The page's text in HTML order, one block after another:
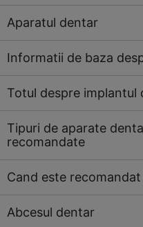
Aparatul dentar
Informatii de baza
Totul despre implantul
Tipuri de aparate
recomandate
Cand este
Abcesul dentar